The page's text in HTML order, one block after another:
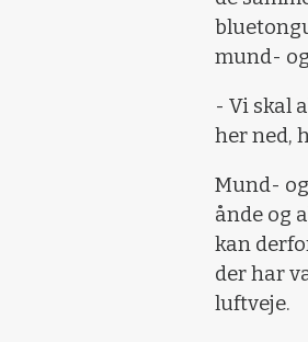
mund-
- Vi skal
her ned,
Mund-
ånde og
kan
der har
luftveje.